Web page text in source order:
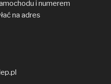
i numerem
na adres